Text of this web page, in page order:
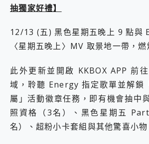
抽獨家好禮】
12/13 (五) 黑色星期五晚上 9 點與
〈星期五晚上〉MV 取景地一帶，燃
此外更新並開啟 KKBOX APP 前
域，聆聽 Energy 指定歌單並解鎖
屬」活動徽章任務，即有機會抽中
照資格（3名）、黑色星期五
名）、超粉小卡套組與其他驚喜小物